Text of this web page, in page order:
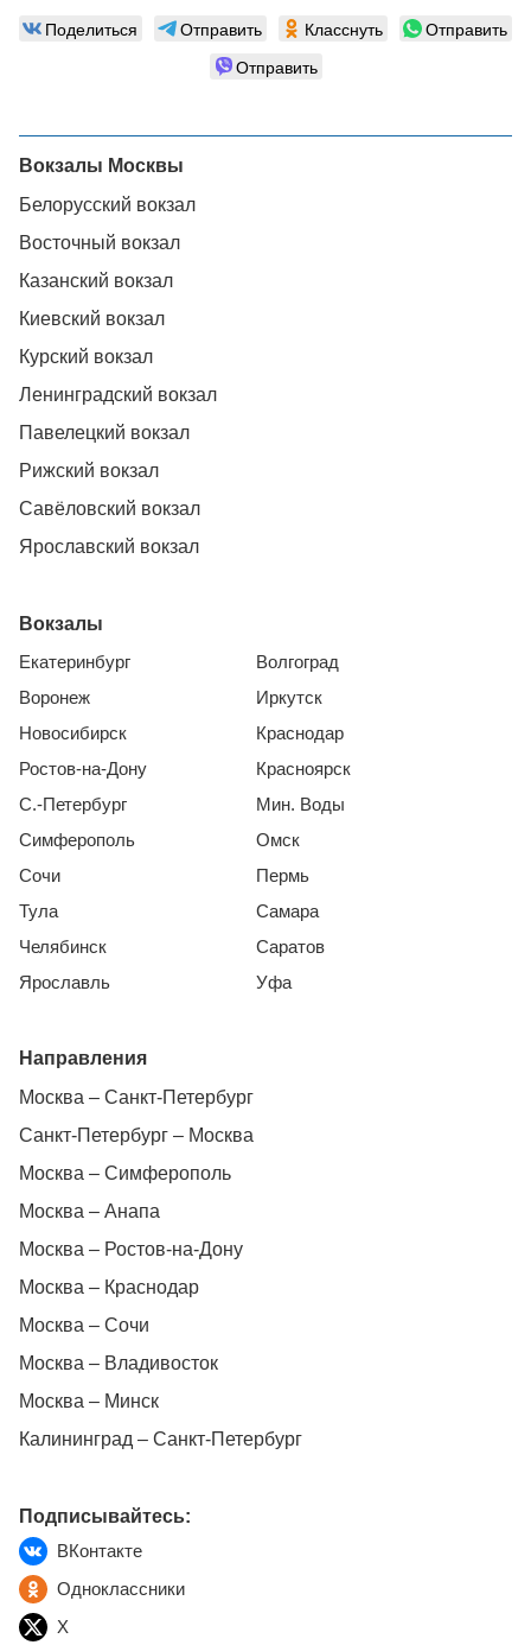
Поделиться Отправить Класснуть
Отправить
Отправить
Вокзалы Москвы
Белорусский вокзал
Восточный вокзал
Казанский вокзал
Киевский вокзал
Курский вокзал
Ленинградский вокзал
Павелецкий вокзал
Рижский вокзал
Савёловский вокзал
Ярославский вокзал
Вокзалы
Екатеринбург
Воронеж
Новосибирск
Ростов-на-Дону
С.-Петербург
Симферополь
Сочи
Тула
Челябинск
Ярославль
Волгоград
Иркутск
Краснодар
Красноярск
Мин. Воды
Омск
Пермь
Самара
Саратов
Уфа
Направления
Москва – Санкт-Петербург
Санкт-Петербург – Москва
Москва – Симферополь
Москва – Анапа
Москва – Ростов-на-Дону
Москва – Краснодар
Москва – Сочи
Москва – Владивосток
Москва – Минск
Калининград – Санкт-Петербург
Подписывайтесь:
ВКонтакте
Одноклассники
X